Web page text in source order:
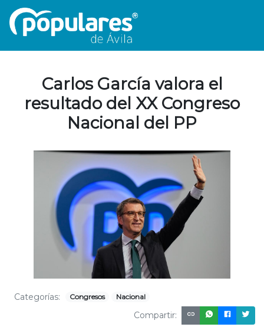
Carlos García valora el
resultado del XX Congreso
Nacional del PP
Categorías: Congresos Nacional
Compartir: